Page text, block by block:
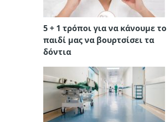
5 + 1 τρόποι για να κάνουμε το
παιδί μας να βουρτσίσει τα
δόντια